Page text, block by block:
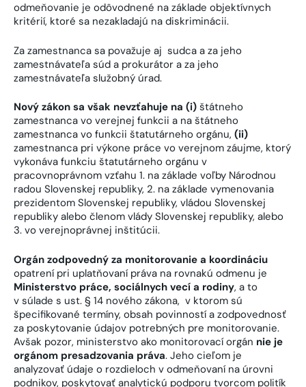
odmeňovanie je odôvodnené na základe objektívnych
kritérií, ktoré sa nezakladajú na diskriminácii.
Za zamestnanca sa považuje aj sudca a za jeho
zamestnávateľa súd a prokurátor a za jeho
zamestnávateľa služobný úrad.
Nový zákon sa však nevzťahuje na (i) štátneho
zamestnanca vo verejnej funkcii a na štátneho
zamestnanca vo funkcii štatutárneho orgánu, (ii)
zamestnanca pri výkone práce vo verejnom záujme, ktorý
vykonáva funkciu štatutárneho orgánu v
pracovnoprávnom vzťahu 1. na základe voľby Národnou
radou Slovenskej republiky, 2. na základe vymenovania
prezidentom Slovenskej republiky, vládou Slovenskej
republiky alebo členom vlády Slovenskej republiky, alebo
3. vo verejnoprávnej inštitúcii.
Orgán zodpovedný za monitorovanie a koordináciu
opatrení pri uplatňovaní práva na rovnakú odmenu je
Ministerstvo práce, sociálnych vecí a rodiny, a to
v súlade s ust. § 14 nového zákona, v ktorom sú
špecifikované termíny, obsah povinností a zodpovednosť
za poskytovanie údajov potrebných pre monitorovanie.
Avšak pozor, ministerstvo ako monitorovací orgán nie je
orgánom presadzovania práva. Jeho cieľom je
analyzovať údaje o rozdieloch v odmeňovaní na úrovni
podnikov, poskytovať analytickú podporu tvorcom politík